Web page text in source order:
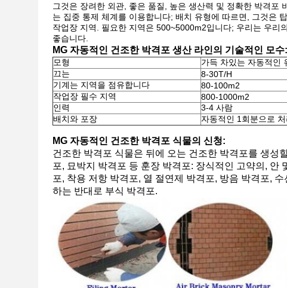
그것은 장려한 외관, 좋은 품질, 높은 생산력 및 정확한 박격포
는 집중 통제 체계를 이용합니다; 배치 유형에 따르면, 그것은
작업장 지역. 필요한 지역은 500~5000m2입니다; 우리는 우리
좋습니다.
MG 자동적인 건조한 박격포 생산 라인의 기술적인 모수:
모형
가득 차있는 자동적인
끄는
8-30T/H
기계는 지역을 점유합니다
80-100m2
작업장 필수 지역
800-1000m2
인력
3-4 사람
배치와 포장
자동적인 1회분으로
MG 자동적인 건조한 박격포 식물의 신청:
건조한 박격포 식물은 뒤에 오는 건조한 박격포를 생성
포, 묘박지 박격포 등 훈장 박격포: 장식적인 고약의, 안
포, 착용 저항 박격포, 열 절연제 박격포, 방음 박격포,
하는 반대로 부식 박격포.